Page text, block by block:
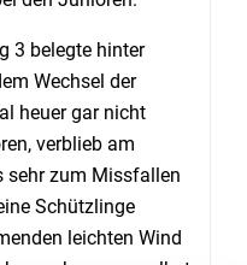
3 belegte hinter
Wechsel der
heuer gar nicht
verblieb am
sehr zum Missfallen
Schützlinge
leichten Wind